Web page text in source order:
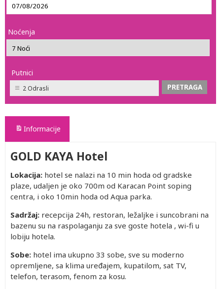
Noćenja
Putnici
2 Odrasli
Informacije
GOLD KAYA Hotel
Lokacija: hotel se nalazi na 10 min hoda od gradske
plaze, udaljen je oko 700m od Karacan Point soping
centra, i oko 10min hoda od Aqua parka.
Sadržaj: recepcija 24h, restoran, ležaljke i suncobrani na
bazenu su na raspolaganju za sve goste hotela , wi-fi u
lobiju hotela.
Sobe: hotel ima ukupno 33 sobe, sve su moderno
opremljene, sa klima uređajem, kupatilom, sat TV,
telefon, terasom, fenom za kosu.